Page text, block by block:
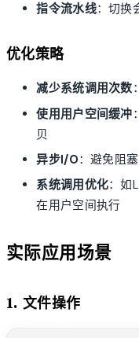
指令流水线：切换
优化策略
减少系统调用次数
使用用户空间缓冲
贝
异步I/O：避免阻
系统调用优化：如
在用户空间执行
实际应用场景
1. 文件操作